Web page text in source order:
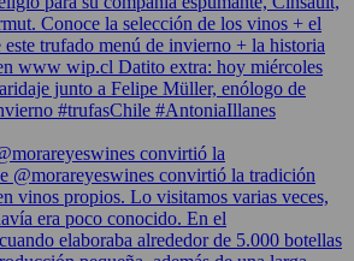
convirtió la